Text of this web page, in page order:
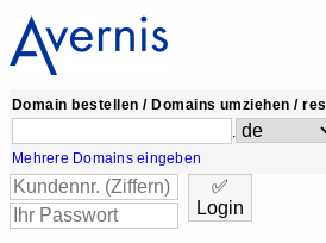
Domain bestellen / Domains umziehen /
.
Mehrere Domains eingeben
✅
Login